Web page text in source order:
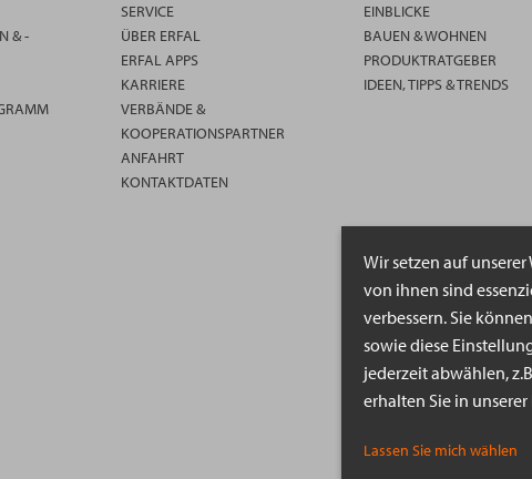
Wir setzen auf
von ihnen sind
verbessern. Sie
sowie diese
jederzeit abwählen,
erhalten Sie in
Lassen Sie mich wählen
& -
SERVICE
ÜBER ERFAL
ERFAL APPS
KARRIERE
VERBÄNDE &
KOOPERATIONSPARTNER
ANFAHRT
KONTAKTDATEN
EINBLICKE
BAUEN & WOHNEN
PRODUKTRATGEBER
IDEEN, TIPPS & TRENDS